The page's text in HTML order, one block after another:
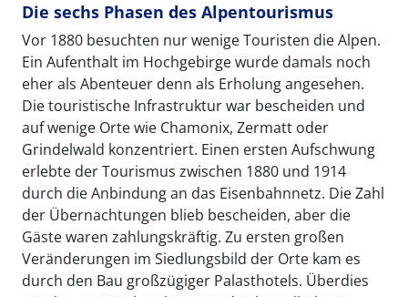
Die sechs Phasen des Alpentourismus
Vor 1880 besuchten nur wenige Touristen die Alpen.
Ein Aufenthalt im Hochgebirge wurde damals noch
eher als Abenteuer denn als Erholung angesehen.
Die touristische Infrastruktur war bescheiden und
auf wenige Orte wie Chamonix, Zermatt oder
Grindelwald konzentriert. Einen ersten Aufschwung
erlebte der Tourismus zwischen 1880 und 1914
durch die Anbindung an das Eisenbahnnetz. Die Zahl
der Übernachtungen blieb bescheiden, aber die
Gäste waren zahlungskräftig. Zu ersten großen
Veränderungen im Siedlungsbild der Orte kam es
durch den Bau großzügiger Palasthotels. Überdies